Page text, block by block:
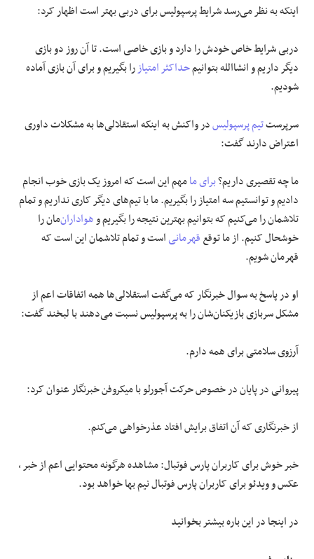
اینکه به نظر می‌رسد شرایط پرسپولیس برای دربی بهتر است اظهار کرد:
دربی شرایط خاص خودش را دارد و بازی خاصی است. تا آن روز دو بازی
دیگر داریم و انشاالله بتوانیمحداکثر امتیازرا بگیریم و برای آن بازی آماده
شودیم.
سرپرستتیم پرسپولیسدر واکنش به اینکه استقلالی‌ها به مشکلات داوری
اعتراض دارند گفت:
ما چه تقصیری داریم؟برای مامهم این است که امروز یک بازی خوب انجام
دادیم و توانستیم سه امتیاز را بگیریم. ما با تیم‌های دیگر کاری نداریم و تمام
تلاشمان را می‌کنیم که بتوانیم بهترین نتیجه را بگیریم وهواداران‌مان را
خوشحال کنیم. از ما توقعقهرمانیاست و تمام تلاشمان این است که
قهرمان شویم.
او در پاسخ به سوال خبرنگار که می‌گفت استقلالی‌ها همه اتفاقات اعم از
مشکل سربازی بازیکنان‌شان را به پرسپولیس نسبت می‌دهند با لبخند گفت:
آرزوی سلامتی برای همه دارم.
پیروانی در پایان در خصوص حرکت آجورلو با میکروفن خبرنگار عنوان کرد:
از خبرنگاری که آن اتفاق برایش افتاد عذرخواهی می‌کنم.
خبر خوش برای کاربران پارس فوتبال: مشاهده هرگونه محتوایی اعم از خبر ،
عکس و ویدئو برای کاربران پارس فوتبال نیم بها خواهد بود.
در اینجا در این باره بیشتر بخوانید